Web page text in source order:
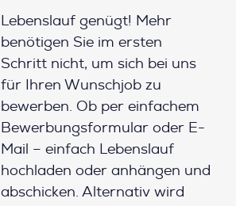
Lebenslauf genügt! Mehr
benötigen Sie im ersten
Schritt nicht, um sich bei uns
für Ihren Wunschjob zu
bewerben. Ob per einfachem
Bewerbungsformular oder E-
Mail – einfach Lebenslauf
hochladen oder anhängen und
abschicken. Alternativ wird